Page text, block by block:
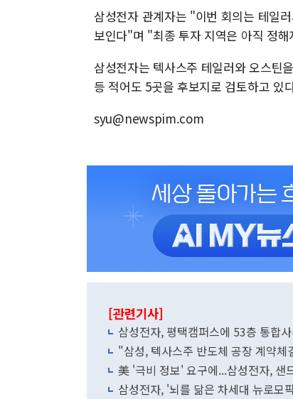
삼성전자 관계자는 "이번 회의는 테일
보인다"며 "최종 투자 지역은 아직 정
삼성전자는 텍사스주 테일러와 오스틴
등 적어도 5곳을 후보지로 검토하고 있
syu@newspim.com
[관련기사]
삼성전자, 평택캠퍼스에 53층 통합
"삼성, 텍사스주 반도체 공장 계약체
美 '극비 정보' 요구에...삼성전자, 샌
삼성전자, '뇌를 닮은 차세대 뉴로모